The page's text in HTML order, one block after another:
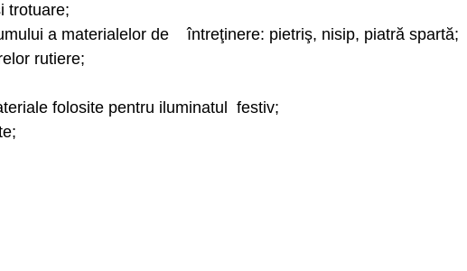
trotuare;
a materialelor de întreţinere: pietriş, nisip, piatră spartă;
rutiere;
folosite pentru iluminatul festiv;